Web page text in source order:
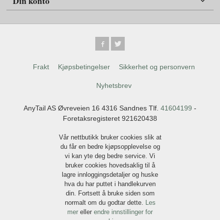
Frakt Kjøpsbetingelser Sikkerhet og personvern
Nyhetsbrev
AnyTail AS Øvreveien 16 4316 Sandnes Tlf. 41604199 -
Foretaksregisteret 921620438
Vår nettbutikk bruker cookies slik at
du får en bedre kjøpsopplevelse og
vi kan yte deg bedre service. Vi
bruker cookies hovedsaklig til å
lagre innloggingsdetaljer og huske
hva du har puttet i handlekurven
din. Fortsett å bruke siden som
normalt om du godtar dette.
Les
mer eller endre innstillinger for